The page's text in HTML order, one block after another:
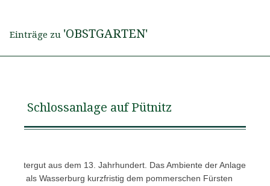
Einträge zu 'OBSTGARTEN'
Schlossanlage auf Pütnitz
Rittergut aus dem 13. Jahrhundert. Das Ambiente der Anlage
als Wasserburg kurzfristig dem pommerschen Fürsten